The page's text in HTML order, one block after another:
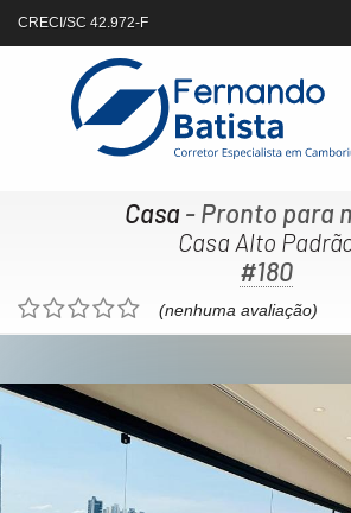
CRECI/SC 42.972-F
Casa- Pronto para
Casa Alto
#180
(nenhuma avaliação)